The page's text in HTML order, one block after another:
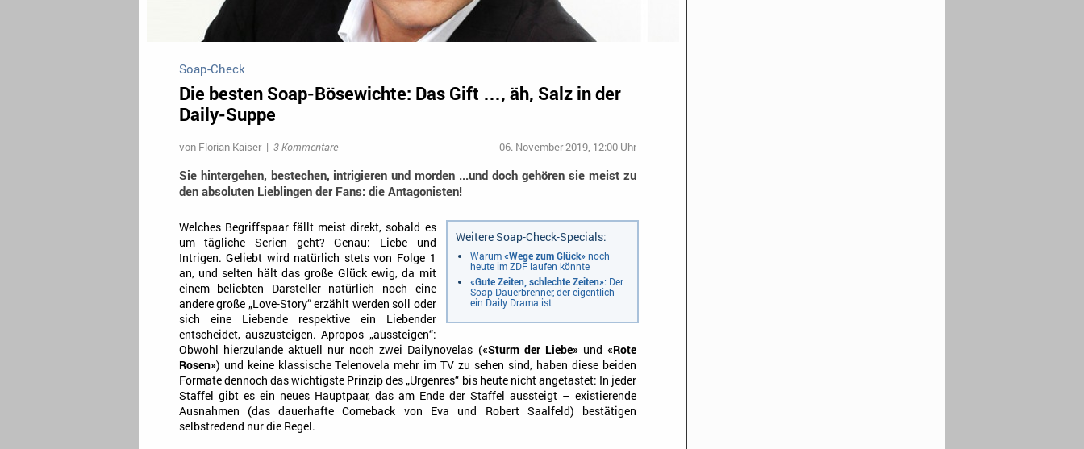
Soap-Check
Die besten Soap-Bösewichte: Das Gift …, äh, Salz in der
Daily-Suppe
von Florian Kaiser| 3 Kommentare 06. November 2019, 12:00 Uhr
Sie hintergehen, bestechen, intrigieren und morden ...und doch gehören sie meist zu
den absoluten Lieblingen der Fans: die Antagonisten!
Weitere Soap-Check-Specials:
Warum«Wege zum Glück»noch
heute im ZDF laufen könnte
«Gute Zeiten, schlechte Zeiten»: Der
Soap-Dauerbrenner, der eigentlich
ein Daily Drama ist
Welches Begriffspaar fällt meist direkt, sobald es
um tägliche Serien geht? Genau: Liebe und
Intrigen. Geliebt wird natürlich stets von Folge 1
an, und selten hält das große Glück ewig, da mit
einem beliebten Darsteller natürlich noch eine
andere große „Love-Story“ erzählt werden soll oder
sich eine Liebende respektive ein Liebender
entscheidet, auszusteigen. Apropos „aussteigen“:
Obwohl hierzulande aktuell nur noch zwei Dailynovelas («Sturm der Liebe» und«Rote
Rosen») und keine klassische Telenovela mehr im TV zu sehen sind, haben diese beiden
Formate dennoch das wichtigste Prinzip des „Urgenres“ bis heute nicht angetastet: In jeder
Staffel gibt es ein neues Hauptpaar, das am Ende der Staffel aussteigt – existierende
Ausnahmen (das dauerhafte Comeback von Eva und Robert Saalfeld) bestätigen
selbstredend nur die Regel.